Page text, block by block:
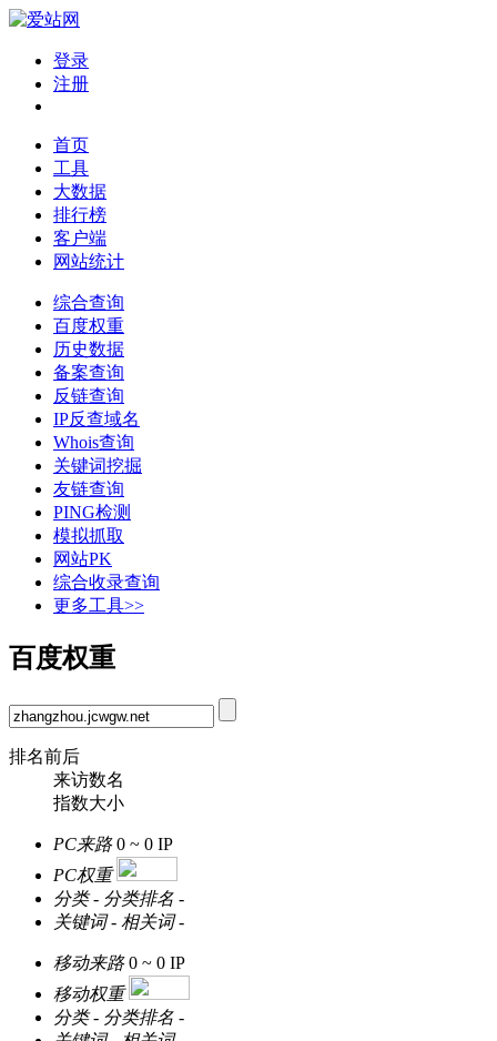
登录
注册
首页
工具
大数据
排行榜
客户端
网站统计
综合查询
百度权重
历史数据
备案查询
反链查询
IP反查域名
Whois查询
关键词挖掘
友链查询
PING检测
模拟抓取
网站PK
综合收录查询
更多工具>>
百度权重
排名前后
来访数名
指数大小
PC来路 0 ~ 0 IP
PC权重
分类 - 分类排名 -
关键词 - 相关词 -
移动来路 0 ~ 0 IP
移动权重
分类 - 分类排名 -